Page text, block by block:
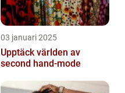
03 januari 2025
Upptäck världen av
second hand-mode